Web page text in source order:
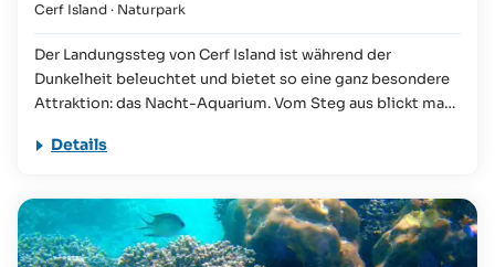
Cerf Island · Naturpark
Der Landungssteg von Cerf Island ist während der
Dunkelheit beleuchtet und bietet so eine ganz besondere
Attraktion: das Nacht-Aquarium. Vom Steg aus blickt man
Rochen und unzählige bunte Fische entdecken. Mit ein
beträchtliche Anzahl bunter Fische anlocken und sich an
dem kleinen Naturschauspiel erfreuen.
Details